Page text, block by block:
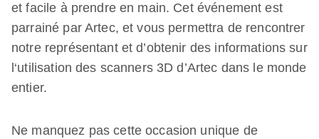
et facile à prendre en main. Cet événement est
parrainé par Artec, et vous permettra de rencontrer
notre représentant et d’obtenir des informations sur
l‘utilisation des scanners 3D d’Artec dans le monde
entier.
Ne manquez pas cette occasion unique de